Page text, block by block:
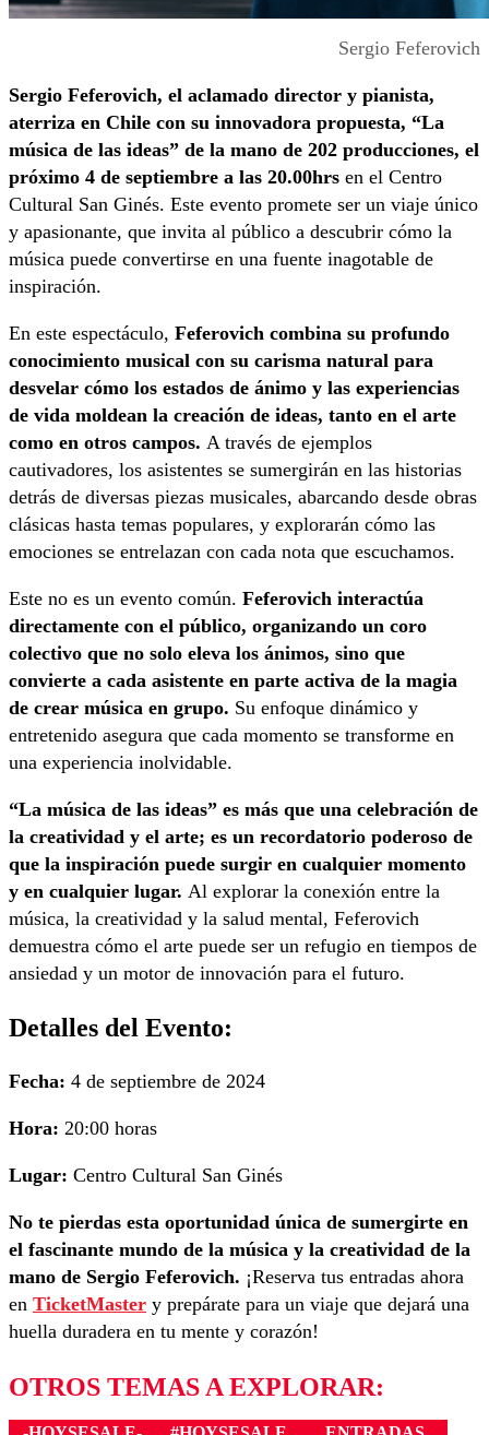
Sergio Feferovich
Sergio Feferovich, el aclamado director y pianista,
aterriza en Chile con su innovadora propuesta, “La
música de las ideas” de la mano de 202 producciones, el
próximo 4 de septiembre a las 20.00hrs en el Centro
Cultural San Ginés. Este evento promete ser un viaje único
y apasionante, que invita al público a descubrir cómo la
música puede convertirse en una fuente inagotable de
inspiración.
En este espectáculo, Feferovich combina su profundo
conocimiento musical con su carisma natural para
desvelar cómo los estados de ánimo y las experiencias
de vida moldean la creación de ideas, tanto en el arte
como en otros campos. A través de ejemplos
cautivadores, los asistentes se sumergirán en las historias
detrás de diversas piezas musicales, abarcando desde obras
clásicas hasta temas populares, y explorarán cómo las
emociones se entrelazan con cada nota que escuchamos.
Este no es un evento común. Feferovich interactúa
directamente con el público, organizando un coro
colectivo que no solo eleva los ánimos, sino que
convierte a cada asistente en parte activa de la magia
de crear música en grupo. Su enfoque dinámico y
entretenido asegura que cada momento se transforme en
una experiencia inolvidable.
“La música de las ideas” es más que una celebración de
la creatividad y el arte; es un recordatorio poderoso de
que la inspiración puede surgir en cualquier momento
y en cualquier lugar. Al explorar la conexión entre la
música, la creatividad y la salud mental, Feferovich
demuestra cómo el arte puede ser un refugio en tiempos de
ansiedad y un motor de innovación para el futuro.
Detalles del Evento:
Fecha: 4 de septiembre de 2024
Hora: 20:00 horas
Lugar: Centro Cultural San Ginés
No te pierdas esta oportunidad única de sumergirte en
el fascinante mundo de la música y la creatividad de la
mano de Sergio Feferovich. ¡Reserva tus entradas ahora
en TicketMaster y prepárate para un viaje que dejará una
huella duradera en tu mente y corazón!
OTROS TEMAS A EXPLORAR: